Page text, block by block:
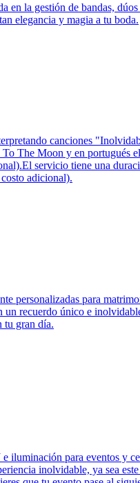
en la gestión de bandas,
elegancia y magia a tu boda.
canciones
The Moon y en portugués
servicio tiene una
adicional).
personalizadas para
recuerdo único e
tu gran día.
iluminación para eventos y
inolvidable, ya sea